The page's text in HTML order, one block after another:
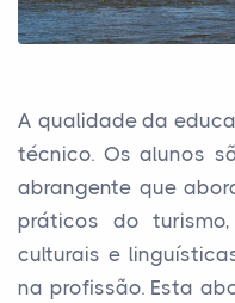
A qualidade da
técnico. Os alunos
abrangente que
práticos do
culturais e
na profissão. Esta